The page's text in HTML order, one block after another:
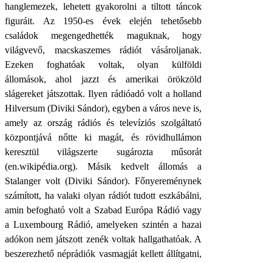
hanglemezek, lehetett gyakorolni a tiltott táncok
figuráit. Az 1950-es évek elején tehetősebb
családok megengedhették maguknak, hogy
világvevő, macskaszemes rádiót vásároljanak.
Ezeken foghatóak voltak, olyan külföldi
állomások, ahol jazzt és amerikai örökzöld
slágereket játszottak. Ilyen rádióadó volt a holland
Hilversum (Diviki Sándor), egyben a város neve is,
amely az ország rádiós és televíziós szolgáltató
központjává nőtte ki magát, és rövidhullámon
keresztül világszerte sugározta műsorát
(en.wikipédia.org). Másik kedvelt állomás a
Stalanger volt (Diviki Sándor). Főnyereménynek
számított, ha valaki olyan rádiót tudott eszkábálni,
amin befogható volt a Szabad Európa Rádió vagy
a Luxembourg Rádió, amelyeken szintén a hazai
adókon nem játszott zenék voltak hallgathatóak. A
beszerezhető néprádiók vasmagját kellett állítgatni,